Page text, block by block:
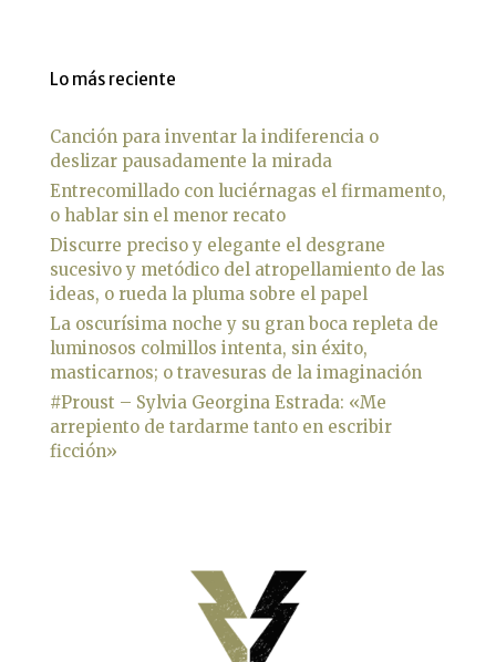
Lo más reciente
Canción para inventar la indiferencia o
deslizar pausadamente la mirada
Entrecomillado con luciérnagas el firmamento,
o hablar sin el menor recato
Discurre preciso y elegante el desgrane
sucesivo y metódico del atropellamiento de las
ideas, o rueda la pluma sobre el papel
La oscurísima noche y su gran boca repleta de
luminosos colmillos intenta, sin éxito,
masticarnos; o travesuras de la imaginación
#Proust – Sylvia Georgina Estrada: «Me
arrepiento de tardarme tanto en escribir
ficción»